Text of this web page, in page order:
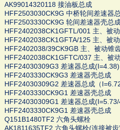
AK99014320118 接油板总成
HFF2503030CK9G 中桥轮间差速器
HFF2503330CK9G 轮间差速器壳总
HFF2402038CK1GFTL/001 主、被动
HFF2402038CK1GFTA/125 主、被动
HFF2402038/39CK9GB 主、被动锥
HFF2402038CK1GFTC/037 主、被
HFF24030309G3 差速器总成(I=4.38)
HFF2403330CK9G3 差速器壳总成
HFF24030309G2 差速器总成（
HFF2403330CK9G1 差速器壳总成
HFF24030309G1 差速器总成
HFF2403330CK9G1 差速器壳总成
Q151B1480TF2 六角头螺栓
AK1811635TF2 六角头螺栓(连接被齿